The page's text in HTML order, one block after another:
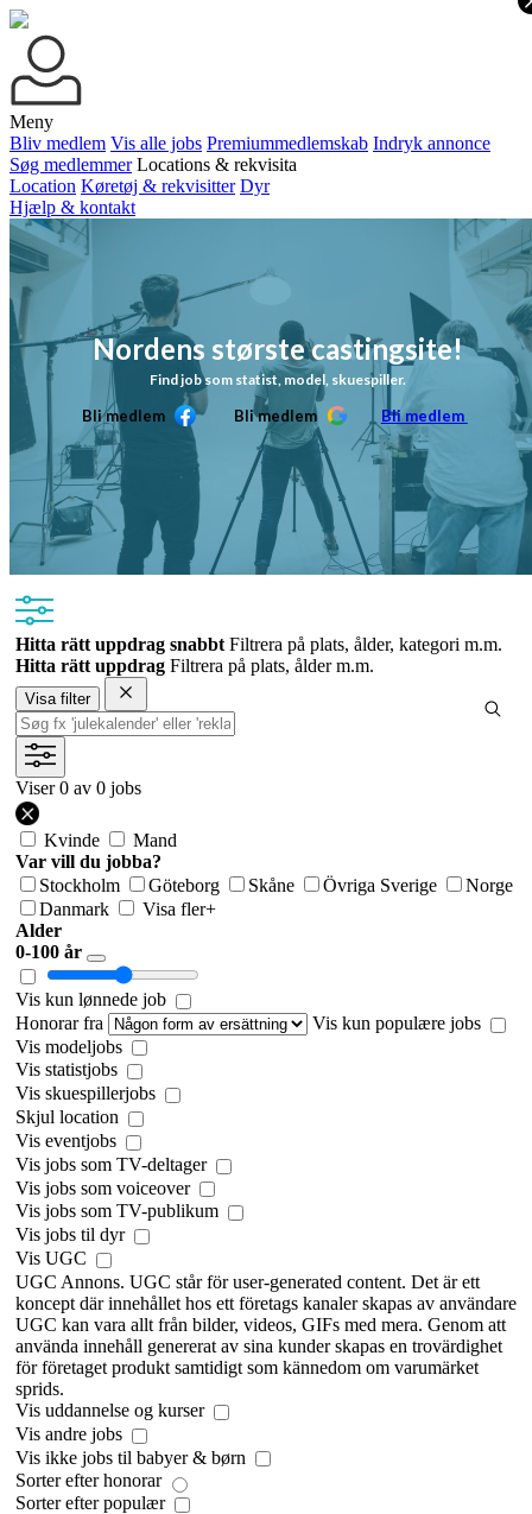
Meny
Bliv medlem Vis alle jobs Premiummedlemskab Indryk annonce
Søg medlemmer Locations & rekvisita
Location Køretøj & rekvisitter Dyr
Hjælp & kontakt
Nordens største castingsite!
Find job som statist, model, skuespiller.
Bli medlem Bli medlem Bli medlem
Hitta rätt uppdrag snabbt Filtrera på plats, ålder, kategori m.m.
Hitta rätt uppdrag Filtrera på plats, ålder m.m.
Visa filter
Viser0 av 0 jobs
Kvinde
Mand
Var vill du jobba?
Stockholm
Göteborg Skåne Övriga Sverige
Norge
Danmark
Visa fler+
Alder
0-100 år
Vis kun lønnede job
Honorar fra
Vis kun populære jobs
Vis modeljobs
Vis statistjobs
Vis skuespillerjobs
Skjul location
Vis eventjobs
Vis jobs som TV-deltager
Vis jobs som voiceover
Vis jobs som TV-publikum
Vis jobs til dyr
Vis UGC
UGC Annons. UGC står för user-generated content. Det är ett
koncept där innehållet hos ett företags kanaler skapas av användare
UGC kan vara allt från bilder, videos, GIFs med mera. Genom att
använda innehåll genererat av sina kunder skapas en trovärdighet
för företaget produkt samtidigt som kännedom om varumärket
sprids.
Vis uddannelse og kurser
Vis andre jobs
Vis ikke jobs til babyer & børn
Sorter efter honorar
Sorter efter populær